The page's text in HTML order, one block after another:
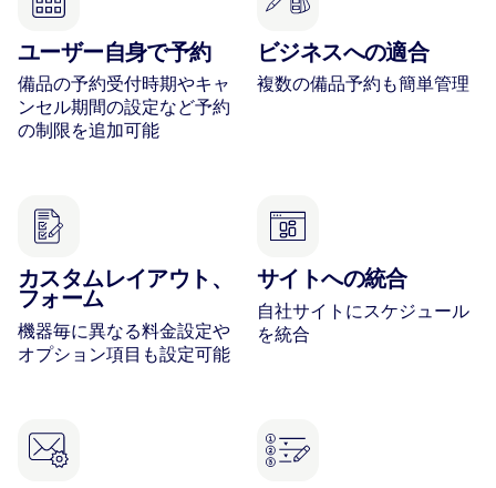
ユーザー自身で予約
備品の予約受付時期やキャ
ンセル期間の設定など予約
の制限を追加可能
ビジネスへの適合
複数の備品予約も簡単管理
カスタムレイアウト、
フォーム
機器毎に異なる料金設定や
オプション項目も設定可能
サイトへの統合
自社サイトにスケジュール
を統合